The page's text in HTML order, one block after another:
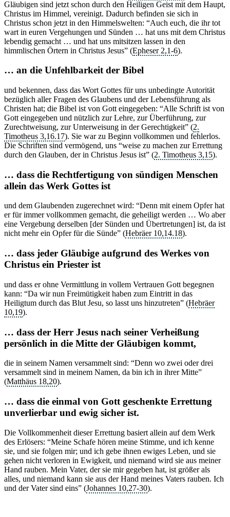
Gläubigen sind jetzt schon durch den Heiligen Geist mit dem Haupt,
Christus im Himmel, vereinigt. Dadurch befinden sie sich in
Christus schon jetzt in den Himmelswelten: “Auch euch, die ihr tot
wart in euren Vergehungen und Sünden … hat uns mit dem Christus
lebendig gemacht … und hat uns mitsitzen lassen in den
himmlischen Örtern in Christus Jesus” (Epheser 2,1-6).
… an die Unfehlbarkeit der Bibel
und bekennen, dass das Wort Gottes für uns unbedingte Autorität
bezüglich aller Fragen des Glaubens und der Lebensführung als
Christen hat; die Bibel ist von Gott eingegeben: “Alle Schrift ist von
Gott eingegeben und nützlich zur Lehre, zur Überführung, zur
Zurechtweisung, zur Unterweisung in der Gerechtigkeit” (2.
Timotheus 3,16.17). Sie war zu Beginn vollkommen und fehlerlos.
Die Schriften sind vermögend, uns “weise zu machen zur Errettung
durch den Glauben, der in Christus Jesus ist” (2. Timotheus 3,15).
… dass die Rechtfertigung von sündigen Menschen
allein das Werk Gottes ist
und dem Glaubenden zugerechnet wird: “Denn mit einem Opfer hat
er für immer vollkommen gemacht, die geheiligt werden … Wo aber
eine Vergebung derselben [der Sünden und Übertretungen] ist, da ist
nicht mehr ein Opfer für die Sünde” (Hebräer 10,14.18).
… dass jeder Gläubige aufgrund des Werkes von
Christus ein Priester ist
und dass er ohne Vermittlung in vollem Vertrauen Gott begegnen
kann: “Da wir nun Freimütigkeit haben zum Eintritt in das
Heiligtum durch das Blut Jesu, so lasst uns hinzutreten” (Hebräer
10,19).
… dass der Herr Jesus nach seiner Verheißung
persönlich in die Mitte der Gläubigen kommt,
die in seinem Namen versammelt sind: “Denn wo zwei oder drei
versammelt sind in meinem Namen, da bin ich in ihrer Mitte”
(Matthäus 18,20).
… dass die einmal von Gott geschenkte Errettung
unverlierbar und ewig sicher ist.
Die Vollkommenheit dieser Errettung basiert allein auf dem Werk
des Erlösers: “Meine Schafe hören meine Stimme, und ich kenne
sie, und sie folgen mir; und ich gebe ihnen ewiges Leben, und sie
gehen nicht verloren in Ewigkeit, und niemand wird sie aus meiner
Hand rauben. Mein Vater, der sie mir gegeben hat, ist größer als
alles, und niemand kann sie aus der Hand meines Vaters rauben. Ich
und der Vater sind eins” (Johannes 10,27-30).